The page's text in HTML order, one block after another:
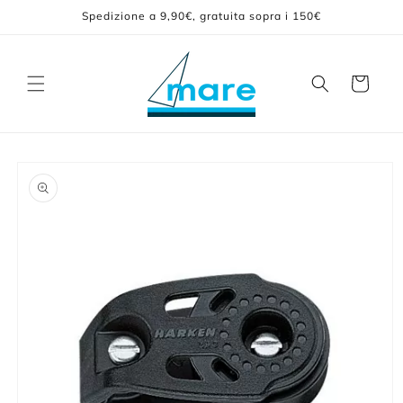
direttamenteSpedizione a 9,90€, gratuita sopra i 150€
Carrello
informazioni
sul prodotto